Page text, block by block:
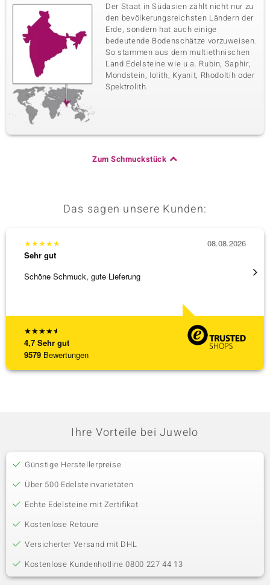
Der Staat in Südasien zählt nicht nur zu
den bevölkerungsreichsten Ländern der
Erde, sondern hat auch einige
bedeutende Bodenschätze vorzuweisen.
So stammen aus dem multiethnischen
Land Edelsteine wie u.a. Rubin, Saphir,
Mondstein, Iolith, Kyanit, Rhodoltih oder
Spektrolith.
Zum Schmuckstück
Das sagen unsere Kunden:
★★★★★
4,7 Sehr gut
9579 Bewertungen
★★★★★
Sehr gut
Schöne Schmuck, gute Lieferung
08.08.2026
Ihre Vorteile bei Juwelo
Günstige Herstellerpreise
Über 500 Edelsteinvarietäten
Echte Edelsteine mit Zertifikat
Kostenlose Retoure
Versicherter Versand mit DHL
Kostenlose Kundenhotline 0800 227 44 13